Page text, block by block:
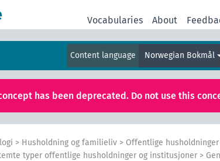
Vocabularies About
Content language Norwegian Bokmål
has been deprecated. Do not use this
> Husholdning og familieliv > Offentlige
typer offentlige husholdninger og institusjoner >